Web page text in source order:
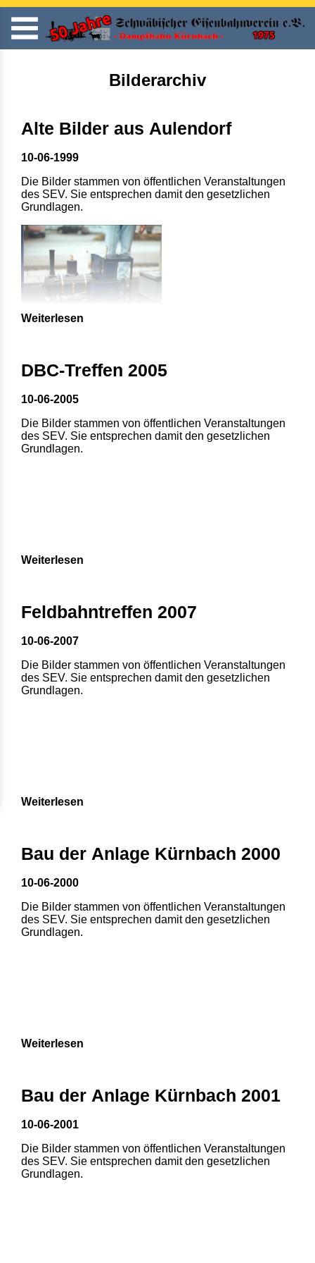
Bilderarchiv
Alte Bilder aus Aulendorf
10-06-1999
Die Bilder stammen von öffentlichen Veranstaltungen
des SEV. Sie entsprechen damit den gesetzlichen
Grundlagen.
Weiterlesen
DBC-Treffen 2005
10-06-2005
Die Bilder stammen von öffentlichen Veranstaltungen
des SEV. Sie entsprechen damit den gesetzlichen
Grundlagen.
Weiterlesen
Feldbahntreffen 2007
10-06-2007
Die Bilder stammen von öffentlichen Veranstaltungen
des SEV. Sie entsprechen damit den gesetzlichen
Grundlagen.
5
6
Weiterlesen
Bau der Anlage Kürnbach 2000
10-06-2000
Die Bilder stammen von öffentlichen Veranstaltungen
des SEV. Sie entsprechen damit den gesetzlichen
Grundlagen.
Weiterlesen
Bau der Anlage Kürnbach 2001
10-06-2001
Die Bilder stammen von öffentlichen Veranstaltungen
des SEV. Sie entsprechen damit den gesetzlichen
Grundlagen.